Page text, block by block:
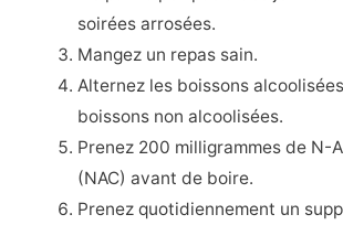
soirées arrosées.
Mangez un repas sain.
Alternez les boissons
boissons non alcoolisées.
Prenez 200 milligrammes de N-
(NAC) avant de boire.
Prenez quotidiennement un